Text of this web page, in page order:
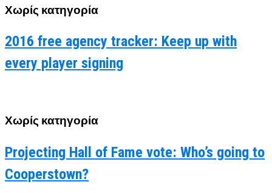
Χωρίς κατηγορία
2016 free agency tracker: Keep up with
every player signing
Χωρίς κατηγορία
Projecting Hall of Fame vote: Who’s going to
Cooperstown?